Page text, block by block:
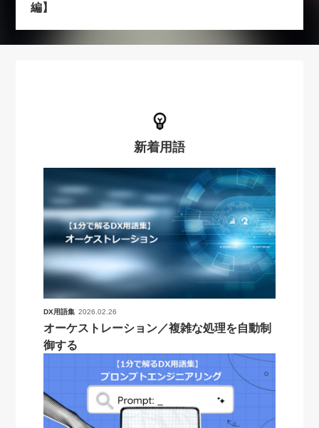
編】
新着用語
DX用語集 2026.02.26
オーケストレーション／複雑な処理を自動制
御する